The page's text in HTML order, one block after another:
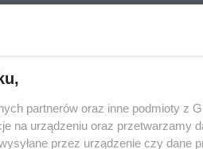
eksperta]
partnerów oraz inne podmioty z
na urządzeniu oraz przetwarzamy
przez urządzenie czy dane